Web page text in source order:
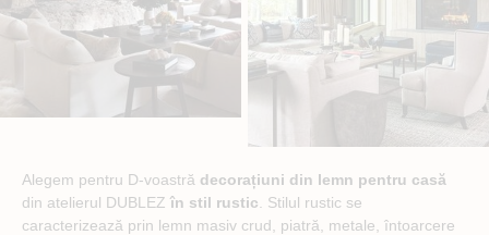
Alegem pentru D-voastră decorațiuni din lemn pentru casă
din atelierul DUBLEZ în stil rustic . Stilul rustic se
caracterizează prin lemn masiv crud, piatră, metale, întoarcere